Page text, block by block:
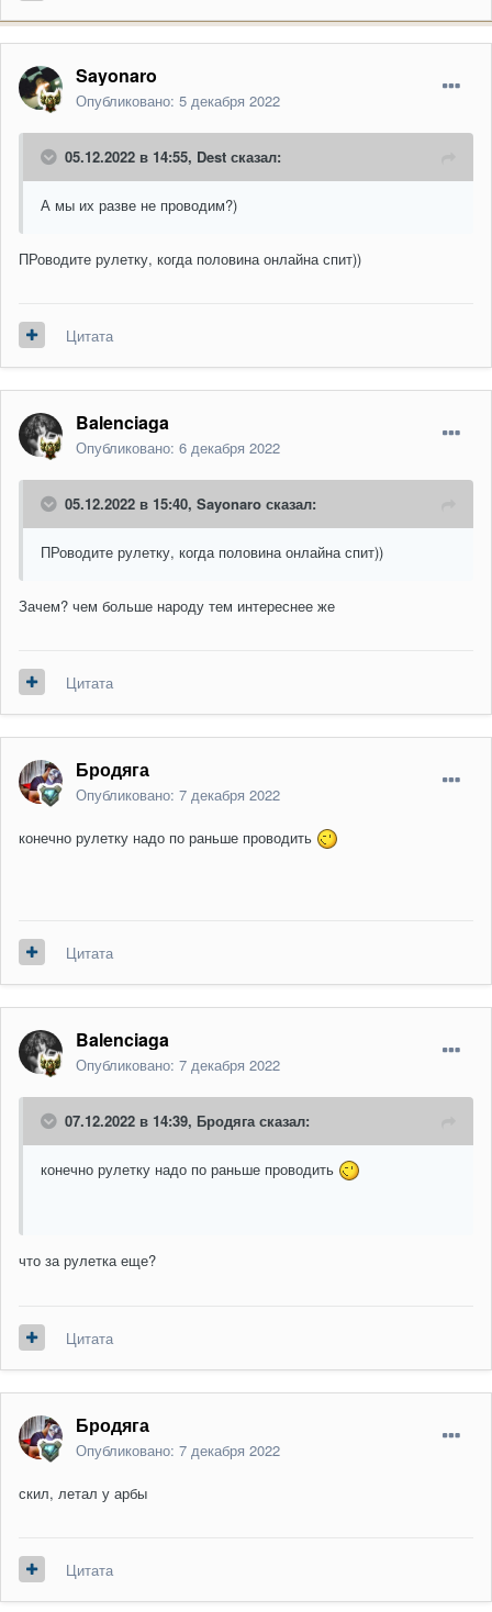
Sayonaro
Опубликовано: 5 декабря 2022
05.12.2022 в 14:55, Dest сказал:
А мы их разве не проводим?)
ПРоводите рулетку, когда половина онлайна спит))
Цитата
Balenciaga
Опубликовано: 6 декабря 2022
05.12.2022 в 15:40, Sayonaro сказал:
ПРоводите рулетку, когда половина онлайна спит))
Зачем? чем больше народу тем интереснее же
Цитата
Бродяга
Опубликовано: 7 декабря 2022
конечно рулетку надо по раньше проводить
Цитата
Balenciaga
Опубликовано: 7 декабря 2022
07.12.2022 в 14:39, Бродягасказал:
конечно рулетку надо по раньше проводить
что за рулетка еще?
Цитата
Бродяга
Опубликовано: 7 декабря 2022
скил, летал у арбы
Цитата